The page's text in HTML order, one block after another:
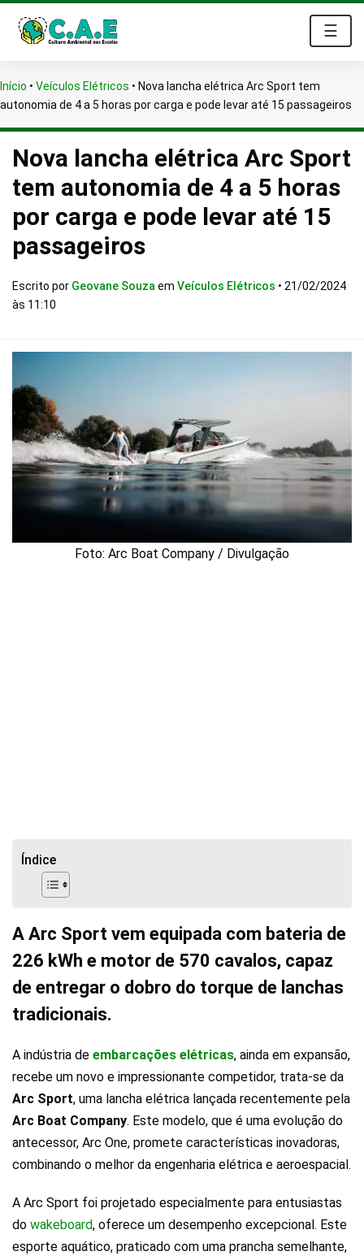
☰
Início • Veículos Elétricos • Nova lancha elétrica Arc Sport tem
autonomia de 4 a 5 horas por carga e pode levar até 15 passageiros
Nova lancha elétrica Arc Sport
tem autonomia de 4 a 5 horas
por carga e pode levar até 15
passageiros
Escrito por Geovane Souza em Veículos Elétricos • 21/02/2024
às 11:10
Foto: Arc Boat Company / Divulgação
Índice
A Arc Sport vem equipada com bateria de
226 kWh e motor de 570 cavalos, capaz
de entregar o dobro do torque de lanchas
tradicionais.
A indústria de embarcações elétricas, ainda em expansão,
recebe um novo e impressionante competidor, trata-se da
Arc Sport, uma lancha elétrica lançada recentemente pela
Arc Boat Company. Este modelo, que é uma evolução do
antecessor, Arc One, promete características inovadoras,
combinando o melhor da engenharia elétrica e aeroespacial.
A Arc Sport foi projetado especialmente para entusiastas
do wakeboard, oferece um desempenho excepcional. Este
esporte aquático, praticado com uma prancha semelhante,